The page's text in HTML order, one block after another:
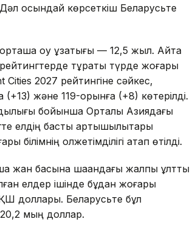
осындай көрсеткіш Беларусьте
оқу ұзақтығы — 12,5 жыл. Айта
рейтингтерде тұрақты түрде жоғары
2027 рейтингіне сәйкес,
және 119-орынға (+8) көтерілді.
бойынша Орталық Азиядағы
елдің басты артықшылықтары
қолжетімділігі атап өтілді.
жан басына шаққандағы жалпы ұлттық
елдер ішінде бұдан жоғары
доллары. Беларусьте бұл
мың доллар.